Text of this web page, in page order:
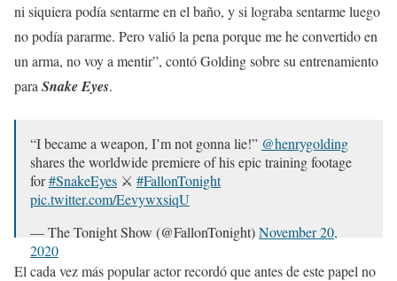
ni siquiera podía sentarme en el baño, y si lograba sentarme luego
no podía pararme. Pero valió la pena porque me he convertido en
un arma, no voy a mentir”, contó Golding sobre su entrenamiento
para Snake Eyes.
“I became a weapon, I’m not gonna lie!” @henrygolding
shares the worldwide premiere of his epic training footage
for#SnakeEyes ⚔️ #FallonTonight
pic.twitter.com/EevywxsiqU
— The Tonight Show (@FallonTonight)November 20,
2020
El cada vez más popular actor recordó que antes de este papel no